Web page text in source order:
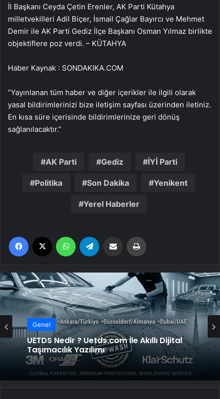
İl Başkanı Ceyda Çetin Erenler, AK Parti Kütahya
milletvekilleri Adil Biçer, İsmail Çağlar Bayırcı ve Mehmet
Demir ile AK Parti Gediz İlçe Başkanı Osman Yılmaz birlikte
objektiflere poz verdi. – KÜTAHYA
Haber Kaynak : SONDAKIKA.COM
“Yayınlanan tüm haber ve diğer içerikler ile ilgili olarak
yasal bildirimlerinizi bize iletişim sayfası üzerinden iletiniz.
En kısa süre içerisinde bildirimlerinize geri dönüş
sağlanılacaktır.”
AK Parti Gediz İYİ Parti
Politika Son Dakika Yenikent
Yerel Haberler
Facebook WhatsApp Email'den paylaş
Genel
UETDS Nedir ? Uetds.com İle Akıllı Dijital
Taşımacılık Yazılımı